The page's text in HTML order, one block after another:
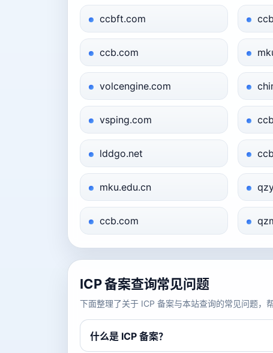
ccbft.com
ccb.com
volcengine.com
vsping.com
lddgo.net
mku.edu.cn
ccb.com
ICP 备案查询常见问题
下面整理了关于 ICP 备案与本站查询的常见问题，
什么是 ICP 备案？